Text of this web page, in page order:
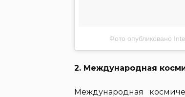
Фото опубликовано
2. Международная
Международная